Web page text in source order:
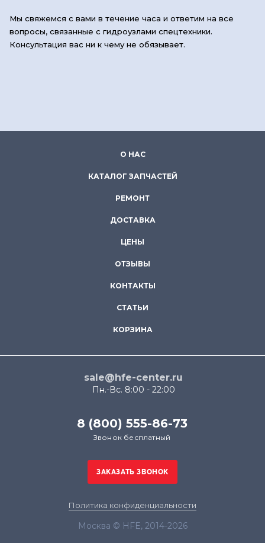
Мы свяжемся с вами в течение часа и ответим на все
вопросы, связанные с гидроузлами спецтехники.
Консультация вас ни к чему не обязывает.
О НАС
КАТАЛОГ ЗАПЧАСТЕЙ
РЕМОНТ
ДОСТАВКА
ЦЕНЫ
ОТЗЫВЫ
КОНТАКТЫ
СТАТЬИ
КОРЗИНА
sale@hfe-center.ru
Пн.-Вс. 8:00 - 22:00
8 (800) 555-86-73
Звонок бесплатный
Политика конфиденциальности
Москва © HFE, 2014-2026